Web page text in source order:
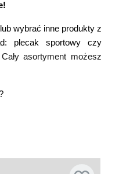
wybrać inne produkty z
plecak sportowy czy
Cały asortyment możesz